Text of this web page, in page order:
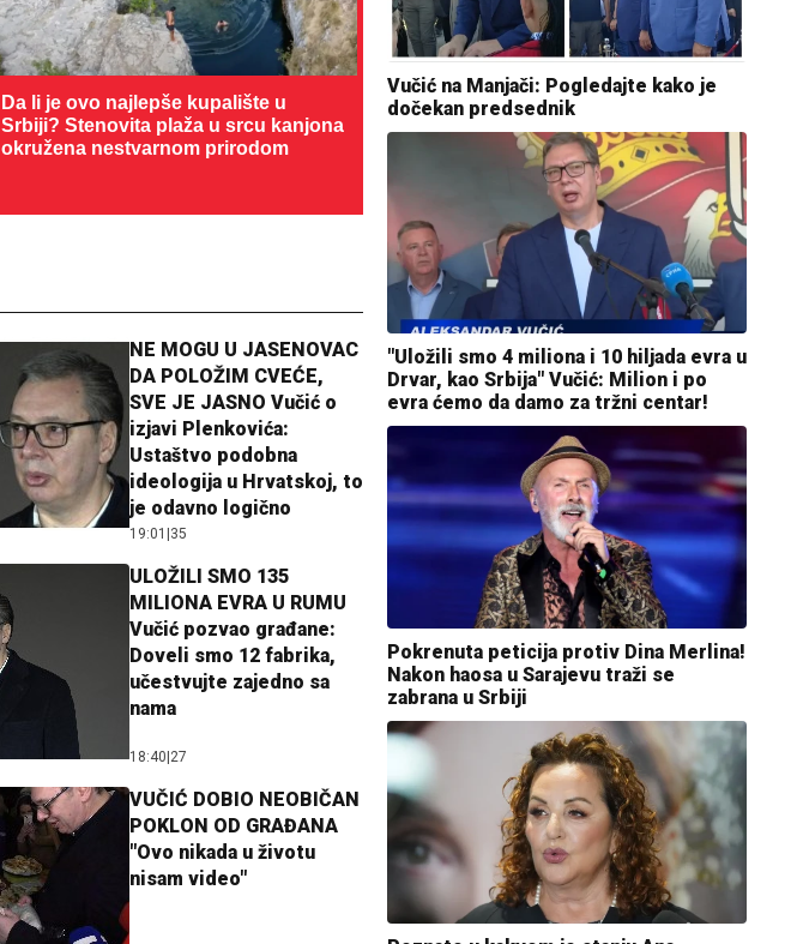
Da li je ovo najlepše kupalište u
Srbiji? Stenovita plaža u srcu kanjona
okružena nestvarnom prirodom
NE MOGU U JASENOVAC
DA POLOŽIM CVEĆE,
SVE JE JASNO Vučić o
izjavi Plenkovića:
Ustaštvo podobna
ideologija u Hrvatskoj, to
je odavno logično
19:01 35
ULOŽILI SMO 135
MILIONA EVRA U RUMU
Vučić pozvao građane:
Doveli smo 12 fabrika,
učestvujte zajedno sa
nama
18:40 27
VUČIĆ DOBIO NEOBIČAN
POKLON OD GRAĐANA
"Ovo nikada u životu
nisam video"
Vučić na Manjači: Pogledajte kako je
dočekan predsednik
"Uložili smo 4 miliona i 10 hiljada evra u
Drvar, kao Srbija" Vučić: Milion i po
evra ćemo da damo za tržni centar!
Pokrenuta peticija protiv Dina Merlina!
Nakon haosa u Sarajevu traži se
zabrana u Srbiji